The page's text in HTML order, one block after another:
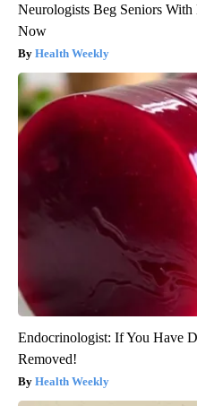
Neurologists Beg Seniors
Now
Health Weekly
Endocrinologist: If You Have
Removed!
Health Weekly